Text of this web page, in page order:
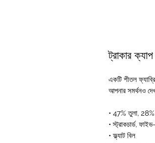
ট্রাকার ক্যাপ
একটি শীতল
আপনার সমর্থনও
• 47% তুলা, 28%
• স্ট্রাকচার্ড,
• ফ্ল্যাট বিল